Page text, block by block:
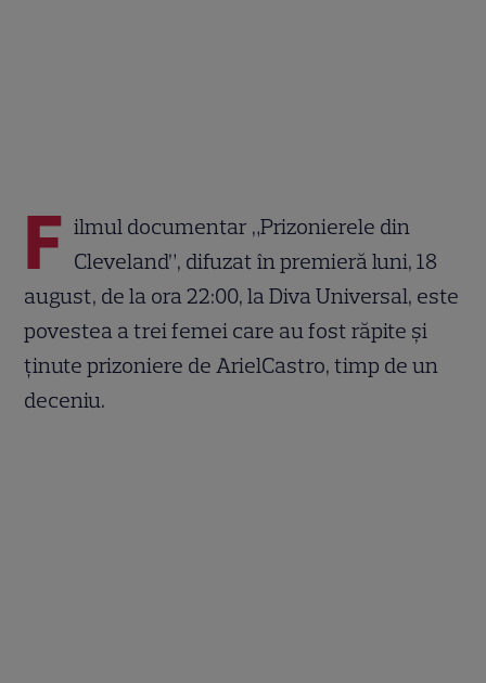
F ilmul documentar „Prizonierele din
Cleveland”, difuzat în premieră luni, 18
august, de la ora 22:00, la Diva Universal, este
povestea a trei femei care au fost răpite şi
ţinute prizoniere de ArielCastro, timp de un
deceniu.